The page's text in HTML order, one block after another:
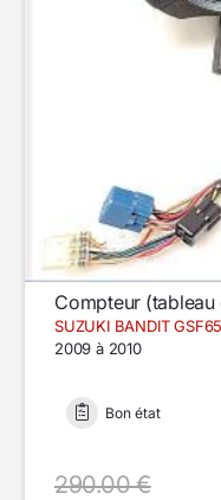
Compteur (tableau
SUZUKI BANDIT
2009 à 2010
Bon état
290.00 €